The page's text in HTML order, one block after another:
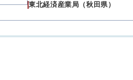
東北経済産業局（秋田県）